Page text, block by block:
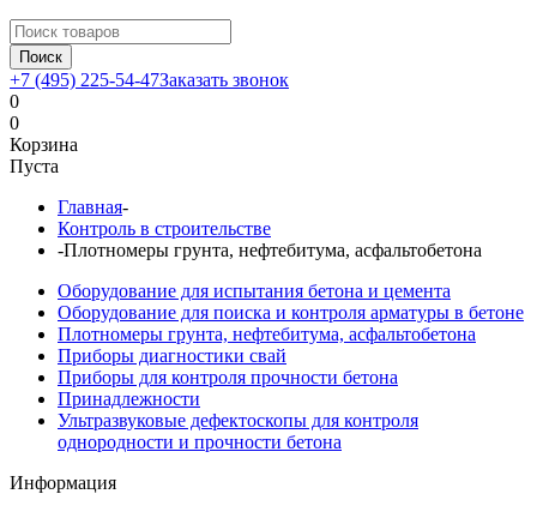
Поиск
+7 (495) 225-54-47Заказать звонок
0
0
Корзина
Пуста
Главная-
Контроль в строительстве
-Плотномеры грунта, нефтебитума, асфальтобетона
Оборудование для испытания бетона и цемента
Оборудование для поиска и контроля арматуры в бетоне
Плотномеры грунта, нефтебитума, асфальтобетона
Приборы диагностики свай
Приборы для контроля прочности бетона
Принадлежности
Ультразвуковые дефектоскопы для контроля
однородности и прочности бетона
Информация